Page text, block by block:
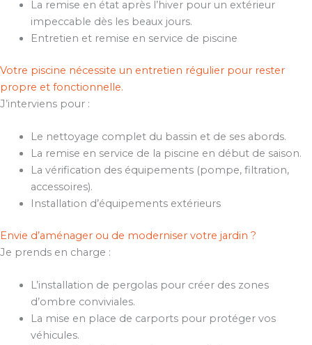
La remise en état après l’hiver pour un extérieur
impeccable dès les beaux jours.
Entretien et remise en service de piscine
Votre piscine nécessite un entretien régulier pour rester
propre et fonctionnelle.
J’interviens pour :
Le nettoyage complet du bassin et de ses abords.
La remise en service de la piscine en début de saison.
La vérification des équipements (pompe, filtration,
accessoires).
Installation d’équipements extérieurs
Envie d’aménager ou de moderniser votre jardin ?
Je prends en charge :
L’installation de pergolas pour créer des zones
d’ombre conviviales.
La mise en place de carports pour protéger vos
véhicules.